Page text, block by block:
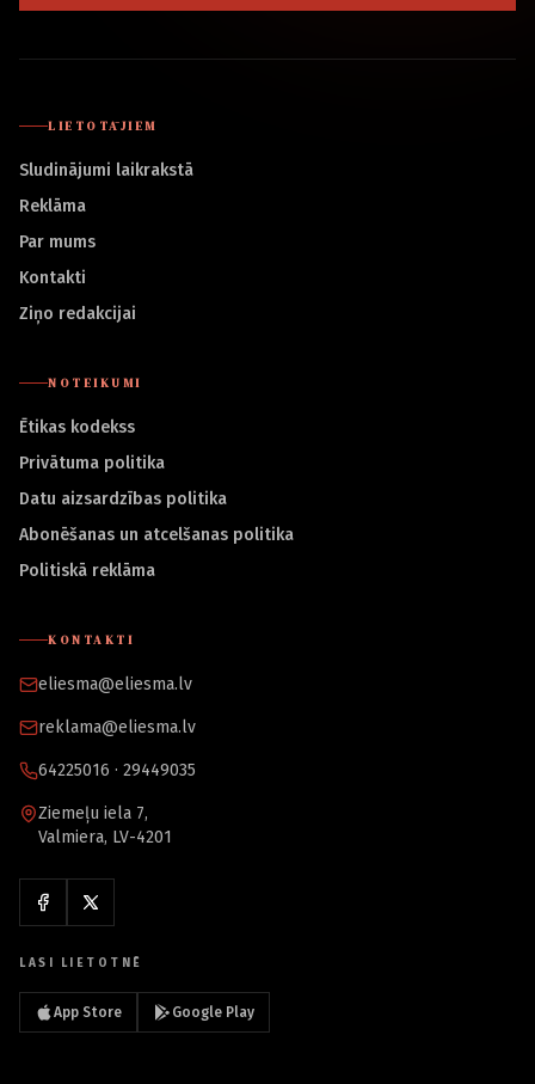
LIETOTĀJIEM
Sludinājumi laikrakstā
Reklāma
Par mums
Kontakti
Ziņo redakcijai
NOTEIKUMI
Ētikas kodekss
Privātuma politika
Datu aizsardzības politika
Abonēšanas un atcelšanas politika
Politiskā reklāma
KONTAKTI
eliesma@eliesma.lv
reklama@eliesma.lv
64225016 · 29449035
Ziemeļu iela 7,
Valmiera, LV-4201
LASI LIETOTNĒ
App Store Google Play